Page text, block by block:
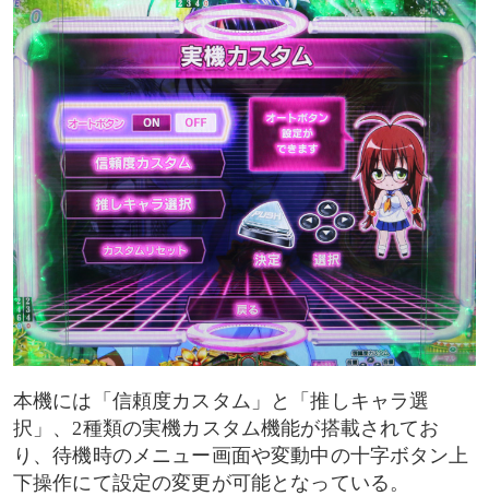
本機には「信頼度カスタム」と「推しキャラ選
択」、2種類の実機カスタム機能が搭載されてお
り、待機時のメニュー画面や変動中の十字ボタン上
下操作にて設定の変更が可能となっている。